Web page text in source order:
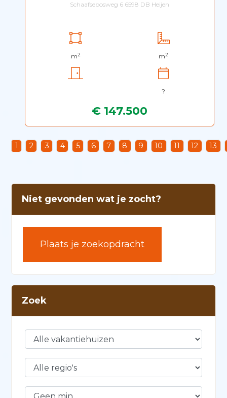
Schaafsebosweg 6 6598 DB Heijen
m2 m2
?
€ 147.500
1 2 3 4 5 6 7 8 9 10 11 12 13
Niet gevonden wat je zocht?
Plaats je zoekopdracht
Zoek